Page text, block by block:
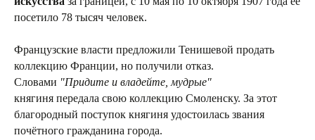
посетило 78 тысяч человек.
Французские власти предложили Тенишевой продать
коллекцию Франции, но получили отказ.
Словами "Придите и владейте, мудрые"
княгиня передала свою коллекцию Смоленску. За этот
благородный поступок княгиня удостоилась звания
почётного гражданина города.